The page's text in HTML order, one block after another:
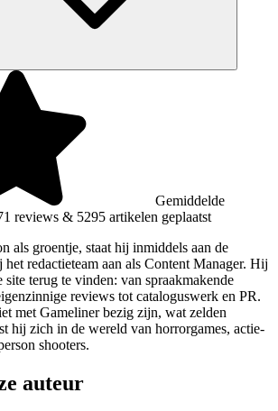
Gemiddelde
reviews & 5295 artikelen geplaatst
als groentje, staat hij inmiddels aan de
redactieteam aan als Content Manager. Hij
terug te vinden: van spraakmakende
reviews tot cataloguswerk en PR.
met Gameliner bezig zijn, wat zelden
hij zich in de wereld van horrorgames, actie-
shooters.
auteur